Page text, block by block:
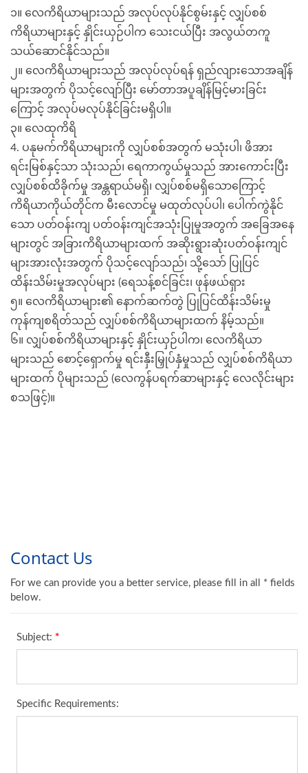
၁။ လေကိရိယာများသည် အလုပ်လုပ်နိုင်စွမ်းနှင့် လျှပ်စစ်
ကိရိယာများနှင့် နှိုင်းယှဉ်ပါက သေးငယ်ပြီး အလွယ်တကူ
သယ်ဆောင်နိုင်သည်။
၂။ လေကိရိယာများသည် အလုပ်လုပ်ရန် ရှည်လျားသောအချိန်
များအတွက် ပိုသင့်လျော်ပြီး မော်တာအပူချိန်မြင့်မားခြင်း
ကြောင့် အလုပ်မလုပ်နိုင်ခြင်းမရှိပါ။
၃။ လေထုကိရိ
4. ပနုမက်ကိရိယာများကို လျှပ်စစ်အတွက် မသုံးပါ၊ ဖိအား
ရင်းမြစ်နှင့်သာ သုံးသည်၊ ရေကာကွယ်မှုသည် အားကောင်းပြီး
လျှပ်စစ်ထိခိုက်မှု အန္တရာယ်မရှိ၊ လျှပ်စစ်မရှိသောကြောင့်
ကိရိယာကိုယ်တိုင်က မီးလောင်မှု မထုတ်လုပ်ပါ၊ ပေါက်ကွဲနိုင်
သော ပတ်ဝန်းကျ ပတ်ဝန်းကျင်အသုံးပြုမှုအတွက် အခြေအနေ
များတွင် အခြားကိရိယာများထက် အဆိုးရွားဆုံးပတ်ဝန်းကျင်
များအားလုံးအတွက် ပိုသင့်လျော်သည်၊ သို့သော် ပြုပြင်
ထိန်းသိမ်းမှုအလုပ်များ (ရေသန့်စင်ခြင်း၊ ဖုန်ဖယ်ရှား
၅။ လေကိရိယာများ၏ နောက်ဆက်တွဲ ပြုပြင်ထိန်းသိမ်းမှု
ကုန်ကျစရိတ်သည် လျှပ်စစ်ကိရိယာများထက် နိမ့်သည်။
၆။ လျှပ်စစ်ကိရိယာများနှင့် နှိုင်းယှဉ်ပါက၊ လေကိရိယာ
များသည် စောင့်ရှောက်မှု ရင်းနှီးမြှုပ်နှံမှုသည် လျှပ်စစ်ကိရိယာ
များထက် ပိုများသည် (လေကွန်ပရက်ဆာများနှင့် လေလိုင်းများ
စသဖြင့်)။